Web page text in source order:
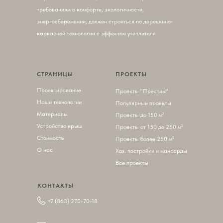
СТРАНИЦЫ
Проектирование
Наши технологии
Материалы
Устройство крыш
Стоимость
О нас
ПРОЕКТЫ
Проекты "Престиж"
Популярные проекты
Проекты до 150 м²
Проекты от 150 до 250 м²
Проекты более 250 м²
Хоз. постройки и мансарды
Все проекты
КОНТАКТЫ
+7 (863) 270-70-18
требованиям о комфорте, экологичности,
энергосбережении, должен строиться по деревянно-
каркасной технологии с эффектом утеплителя